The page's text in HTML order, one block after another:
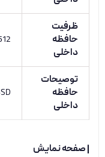
ظرفیت
حافظه
داخلی
توصیحات
حافظه
داخلی
| صفحه نمایش